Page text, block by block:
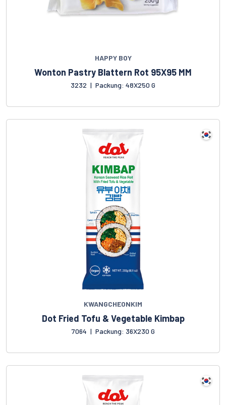
HAPPY BOY
Wonton Pastry Blattern Rot 95X95 MM
3232 | Packung: 48X250 G
KWANGCHEONKIM
Dot Fried Tofu & Vegetable Kimbap
7064 | Packung: 36X230 G